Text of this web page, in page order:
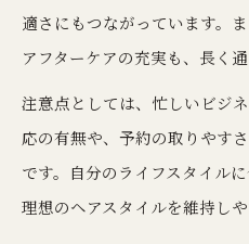
適さにもつながっています。
アフターケアの充実も、長く
注意点としては、忙しいビジ
応の有無や、予約の取りやす
です。自分のライフスタイル
理想のヘアスタイルを維持しや